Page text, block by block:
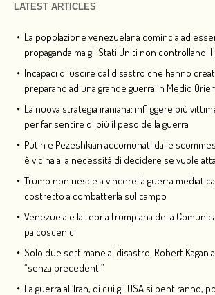
LATEST ARTICLES
La popolazione venezuelana comincia ad
propaganda ma gli Stati Uniti non controllano il
Incapaci di uscire dal disastro che hanno
preparano ad una grande guerra in Medio
La nuova strategia iraniana: infliggere più
per far sentire di più il peso della guerra
Putin e Pezeshkian accomunati dalle
è vicina alla necessità di decidere se vuole
Trump non riesce a vincere la guerra
costretto a combatterla sul campo
Venezuela e la teoria trumpiana della
palcoscenici
Solo due settimane al disastro. Robert Kagan
“senza precedenti”
La guerra all’Iran, di cui gli USA si pentiranno,